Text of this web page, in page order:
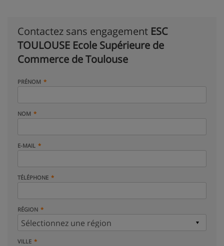
Contactez sans engagement ESC
TOULOUSE Ecole Supérieure de
Commerce de Toulouse
PRÉNOM
NOM
E-MAIL
TÉLÉPHONE
RÉGION
VILLE